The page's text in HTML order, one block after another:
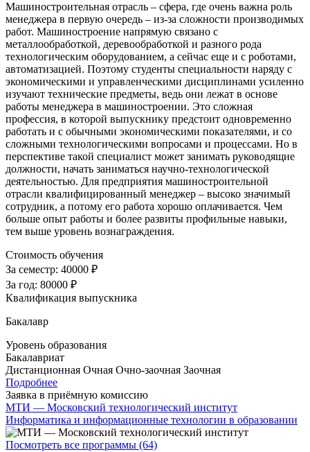
Машиностроительная отрасль – сфера, где очень важна роль
менеджера в первую очередь – из-за сложности производимых
работ. Машиностроение напрямую связано с
металлообработкой, деревообработкой и разного рода
технологическим оборудованием, а сейчас еще и с роботами,
автоматизацией. Поэтому студенты специальности наряду с
экономическими и управленческими дисциплинами усиленно
изучают технические предметы, ведь они лежат в основе
работы менеджера в машиностроении. Это сложная
профессия, в которой выпускнику предстоит одновременно
работать и с обычными экономическими показателями, и со
сложными технологическими вопросами и процессами. Но в
перспективе такой специалист может занимать руководящие
должности, начать заниматься научно-технологической
деятельностью. Для предприятия машиностроительной
отрасли квалифицированный менеджер – высоко значимый
сотрудник, а потому его работа хорошо оплачивается. Чем
больше опыт работы и более развиты профильные навыки,
тем выше уровень вознаграждения.
Стоимость обучения
За семестр: 40000 ₽
За год: 80000 ₽
Квалификация выпускника
Бакалавр
Уровень образования
Бакалавриат
Дистанционная Очная Очно-заочная Заочная
Подробнее
Заявка в приёмную комиссию
МТИ — Московский технологический институт
Информатика и информационные технологии в образовании
Посмотреть все программы (64)